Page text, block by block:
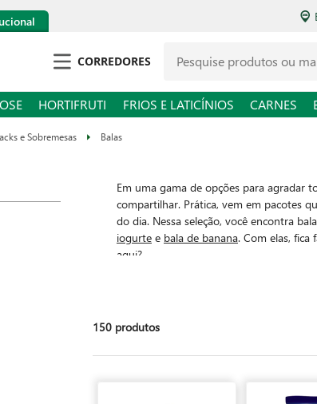
CORREDORES
HORTIFRUTI FRIOS E LATICÍNIOS CARNES
e Sobremesas Balas
Em uma gama de opções para agradar
compartilhar. Prática, vem em pacotes
do dia. Nessa seleção, você encontra
iogurte e bala de banana. Com elas,
aqui?
150 produtos